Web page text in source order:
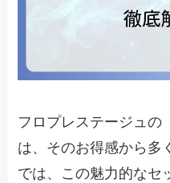
フロプレステージュの
は、そのお得感から多
では、この魅力的なセ